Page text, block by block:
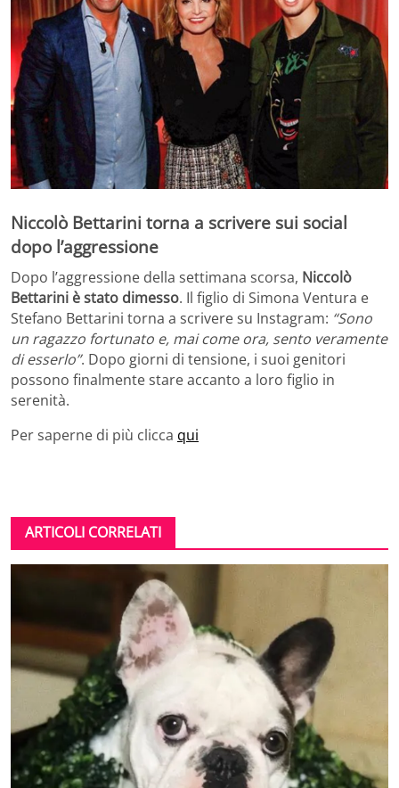
Niccolò Bettarini torna a scrivere sui social
dopo l’aggressione
Dopo l’aggressione della settimana scorsa, Niccolò
Bettarini è stato dimesso. Il figlio di Simona Ventura e
Stefano Bettarini torna a scrivere su Instagram: “Sono
un ragazzo fortunato e, mai come ora, sento veramente
di esserlo”. Dopo giorni di tensione, i suoi genitori
possono finalmente stare accanto a loro figlio in
serenità.
Per saperne di più clicca qui
ARTICOLI CORRELATI